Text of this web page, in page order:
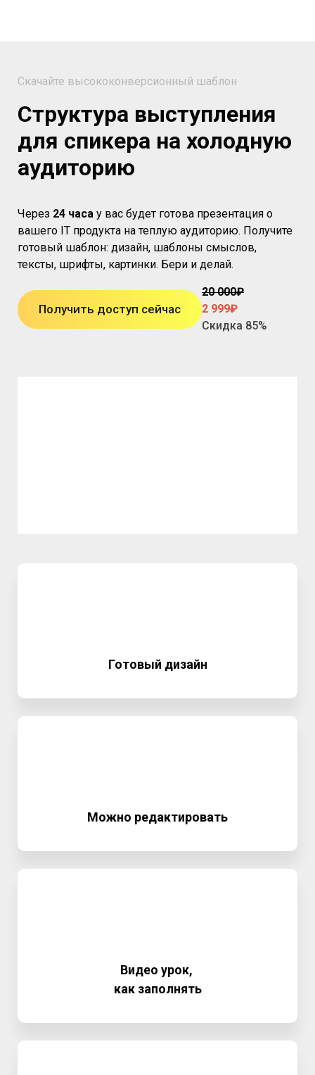
Скачайте высококонверсионный шаблон
Структура выступления
для спикера на холодную
аудиторию
Через 24 часа у вас будет готова презентация о
вашего IT продукта на теплую аудиторию. Получите
готовый шаблон: дизайн, шаблоны смыслов,
тексты, шрифты, картинки. Бери и делай.
Получить доступ сейчас
20 000₽
2 999₽
Скидка 85%
Готовый дизайн
Можно редактировать
Видео урок,
как заполнять